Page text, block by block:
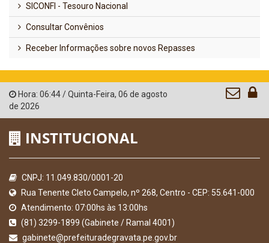
SICONFI - Tesouro Nacional
Consultar Convênios
Receber Informações sobre novos Repasses
Hora: 06:44/Quinta-Feira, 06 de agosto
de 2026
INSTITUCIONAL
CNPJ: 11.049.830/0001-20
Rua Tenente Cleto Campelo, nº 268, Centro - CEP: 55.641-000
Atendimento: 07:00hs às 13:00hs
(81) 3299-1899 (Gabinete / Ramal 4001)
gabinete@prefeituradegravata.pe.gov.br